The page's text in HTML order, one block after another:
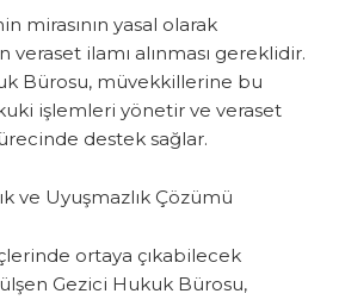
mirasının yasal olarak
veraset ilamı alınması gereklidir.
Bürosu, müvekkillerine bu
işlemleri yönetir ve veraset
destek sağlar.
ve Uyuşmazlık Çözümü
ortaya çıkabilecek
Gezici Hukuk Bürosu,